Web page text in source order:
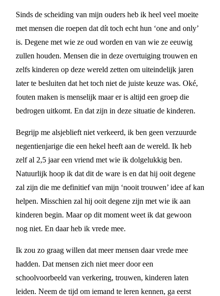
Sinds de scheiding van mijn ouders heb ik heel veel moeite
met mensen die roepen dat dít toch echt hun ‘one and only’
is. Degene met wie ze oud worden en van wie ze eeuwig
zullen houden. Mensen die in deze overtuiging trouwen en
zelfs kinderen op deze wereld zetten om uiteindelijk jaren
later te besluiten dat het toch niet de juiste keuze was. Oké,
fouten maken is menselijk maar er is altijd een groep die
bedrogen uitkomt. En dat zijn in deze situatie de kinderen.
Begrijp me alsjeblieft niet verkeerd, ik ben geen verzuurde
negentienjarige die een hekel heeft aan de wereld. Ik heb
zelf al 2,5 jaar een vriend met wie ik dolgelukkig ben.
Natuurlijk hoop ik dat dit de ware is en dat hij ooit degene
zal zijn die me definitief van mijn ‘nooit trouwen’ idee af kan
helpen. Misschien zal hij ooit degene zijn met wie ik aan
kinderen begin. Maar op dit moment weet ik dat gewoon
nog niet. En daar heb ik vrede mee.
Ik zou zo graag willen dat meer mensen daar vrede mee
hadden. Dat mensen zich niet meer door een
schoolvoorbeeld van verkering, trouwen, kinderen laten
leiden. Neem de tijd om iemand te leren kennen, ga eerst